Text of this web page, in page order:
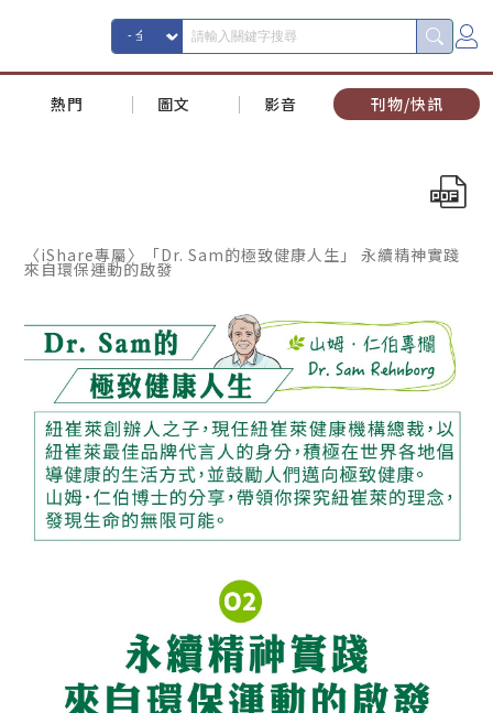
熱門 圖文 影音 刊物/快訊
〈iShare專屬〉「Dr. Sam的極致健康人生」 永續精神實踐
來自環保運動的啟發